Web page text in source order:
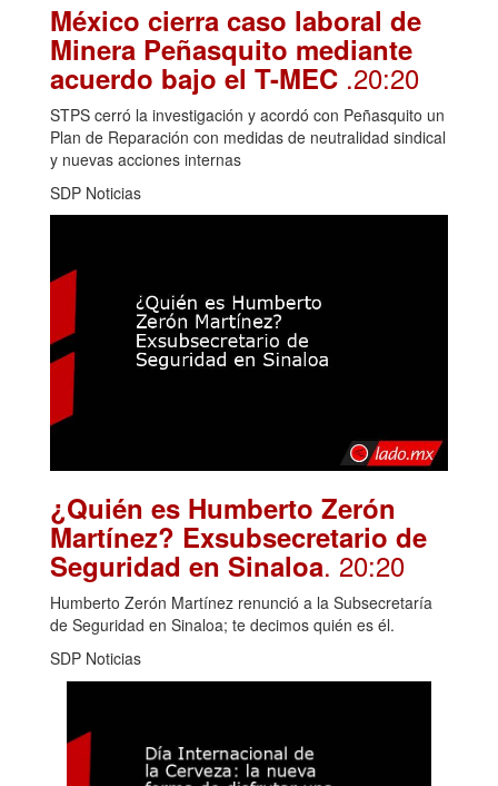
México cierra caso laboral de
Minera Peñasquito mediante
acuerdo bajo el T-MEC .20:20
STPS cerró la investigación y acordó con Peñasquito un
Plan de Reparación con medidas de neutralidad sindical
y nuevas acciones internas
SDP Noticias
¿Quién es Humberto Zerón
Martínez? Exsubsecretario de
Seguridad en Sinaloa. 20:20
Humberto Zerón Martínez renunció a la Subsecretaría
de Seguridad en Sinaloa; te decimos quién es él.
SDP Noticias